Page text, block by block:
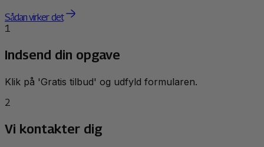
Sådan virker det
1
Indsend din opgave
Klik på 'Gratis tilbud' og udfyld formularen.
2
Vi kontakter dig